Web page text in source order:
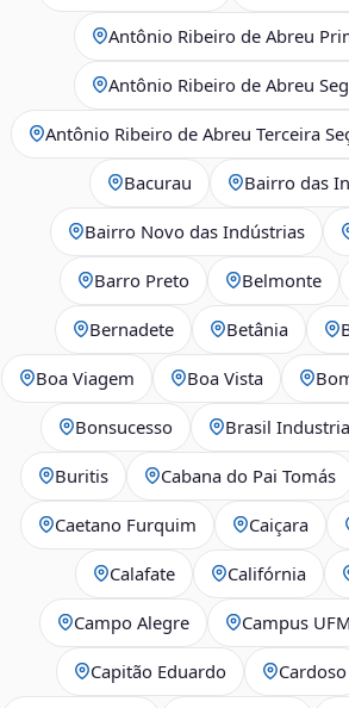
Antônio Ribeiro de Abreu
Antônio Ribeiro de Abreu
Antônio Ribeiro de Abreu Terceira
Bacurau Bairro das
Bairro Novo das Indústrias
Barro Preto Belmonte
Bernadete Betânia
Boa Viagem Boa Vista
Bonsucesso Brasil
Buritis Cabana do Pai Tomás
Caetano Furquim Caiçara
Calafate Califórnia
Campo Alegre Campus
Capitão Eduardo Cardoso